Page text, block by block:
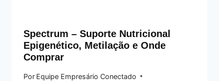
Spectrum – Suporte Nutricional
Epigenético, Metilação e Onde
Comprar
Por Equipe Empresário Conectado